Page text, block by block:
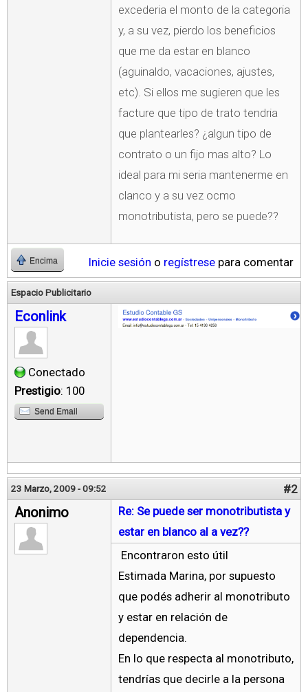
excederia el monto de la categoria
y, a su vez, pierdo los beneficios
que me da estar en blanco
(aguinaldo, vacaciones, ajustes,
etc). Si ellos me sugieren que les
facture que tipo de trato tendria
que plantearles? ¿algun tipo de
contrato o un fijo mas alto? Lo
ideal para mi seria mantenerme en
clanco y a su vez ocmo
monotributista, pero se puede??
Encima Inicie sesión o regístrese para comentar
Espacio Publicitario
Econlink
Conectado
Prestigio: 100
Send Email
23 Marzo, 2009 - 09:52 #2
Anonimo
Re: Se puede ser monotributista y
estar en blanco al a vez??
Encontraron esto útil
Estimada Marina, por supuesto
que podés adherir al monotributo
y estar en relación de
dependencia.
En lo que respecta al monotributo,
tendrías que decirle a la persona